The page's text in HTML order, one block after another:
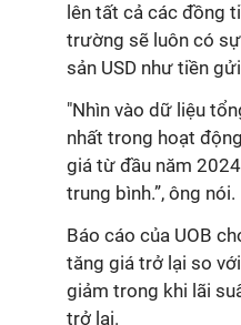
lên tất cả các đồng
trường sẽ luôn có
sản USD như tiền
"Nhìn vào dữ liệu
nhất trong hoạt
giá từ đầu năm
trung bình.”, ông nói.
Báo cáo của UOB
tăng giá trở lại so
giảm trong khi lãi
trở lại.